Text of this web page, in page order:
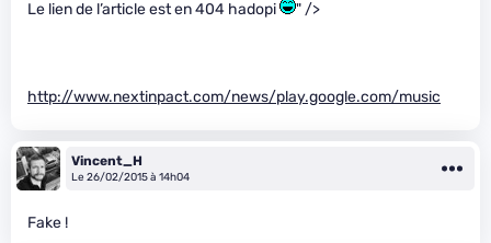
Le lien de l’article est en 404 hadopi " />
http://www.nextinpact.com/news/play.google.com/music
Vincent_H
Le 26/02/2015 à 14h04
Fake !